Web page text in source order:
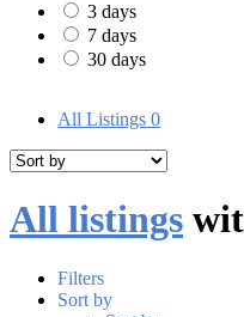
3 days
7 days
30 days
All Listings 0
All listings
Filters
Sort by